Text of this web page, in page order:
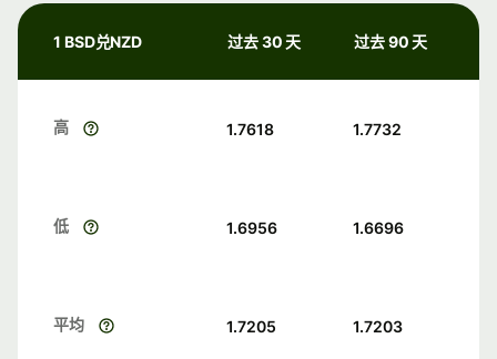
1 BSD兑NZD 过去 30 天 过去 90 天
高 1.7618 1.7732
低 1.6956 1.6696
平均 1.7205 1.7203